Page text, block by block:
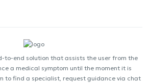
V Tyou
hypnose (arrêt du tabac,
to-end solution that assists the user from the
a medical symptom until the moment it is
to find a specialist, request guidance via chat